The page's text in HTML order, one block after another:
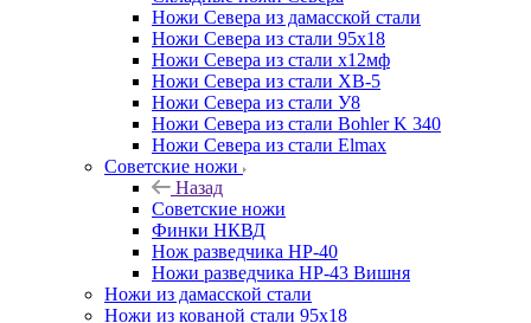
Ножи Севера из дамасской стали
Ножи Севера из стали 95х18
Ножи Севера из стали х12мф
Ножи Севера из стали ХВ-5
Ножи Севера из стали У8
Ножи Севера из стали Bohler K 340
Ножи Севера из стали Elmax
Советские ножи
Назад
Советские ножи
Финки НКВД
Нож разведчика НР-40
Ножи разведчика НР-43 Вишня
Ножи из дамасской стали
Ножи из кованой стали 95х18